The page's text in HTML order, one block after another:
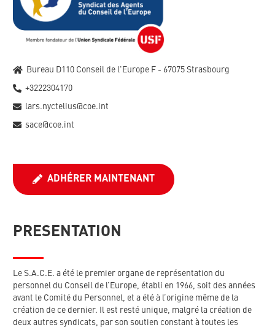
Bureau D110 Conseil de l'Europe F - 67075 Strasbourg
+3222304170
lars.nyctelius@coe.int
sace@coe.int
ADHÉRER MAINTENANT
PRESENTATION
Le S.A.C.E. a été le premier organe de représentation du
personnel du Conseil de l’Europe, établi en 1966, soit des années
avant le Comité du Personnel, et a été à l’origine même de la
création de ce dernier. Il est resté unique, malgré la création de
deux autres syndicats, par son soutien constant à toutes les